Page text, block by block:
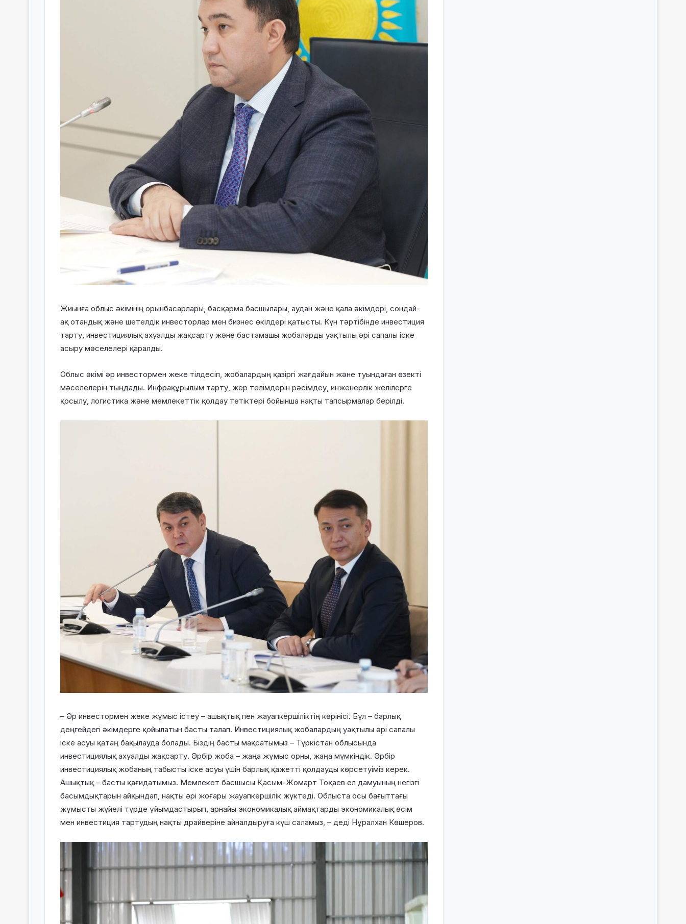
Жиынға облыс әкімінің орынбасарлары, басқарма басшылары, аудан және қала әкімдері, сондай-
ақ отандық және шетелдік инвесторлар мен бизнес өкілдері қатысты. Күн тәртібінде инвестиция
тарту, инвестициялық ахуалды жақсарту және бастамашы жобаларды уақтылы әрі сапалы іске
асыру мәселелері қаралды.
Облыс әкімі әр инвестормен жеке тілдесіп, жобалардың қазіргі жағдайын және туындаған өзекті
мәселелерін тыңдады. Инфрақұрылым тарту, жер телімдерін рәсімдеу, инженерлік желілерге
қосылу, логистика және мемлекеттік қолдау тетіктері бойынша нақты тапсырмалар берілді.
– Әр инвестормен жеке жұмыс істеу – ашықтық пен жауапкершіліктің көрінісі. Бұл – барлық
деңгейдегі әкімдерге қойылатын басты талап. Инвестициялық жобалардың уақтылы әрі сапалы
іске асуы қатаң бақылауда болады. Біздің басты мақсатымыз – Түркістан облысында
инвестициялық ахуалды жақсарту. Әрбір жоба – жаңа жұмыс орны, жаңа мүмкіндік. Әрбір
инвестициялық жобаның табысты іске асуы үшін барлық қажетті қолдауды көрсетуіміз керек.
Ашықтық – басты қағидатымыз. Мемлекет басшысы Қасым-Жомарт Тоқаев ел дамуының негізгі
басымдықтарын айқындап, нақты әрі жоғары жауапкершілік жүктеді. Облыста осы бағыттағы
жұмысты жүйелі түрде ұйымдастырып, арнайы экономикалық аймақтарды экономикалық өсім
мен инвестиция тартудың нақты драйверіне айналдыруға күш саламыз, – деді Нұралхан Көшеров.